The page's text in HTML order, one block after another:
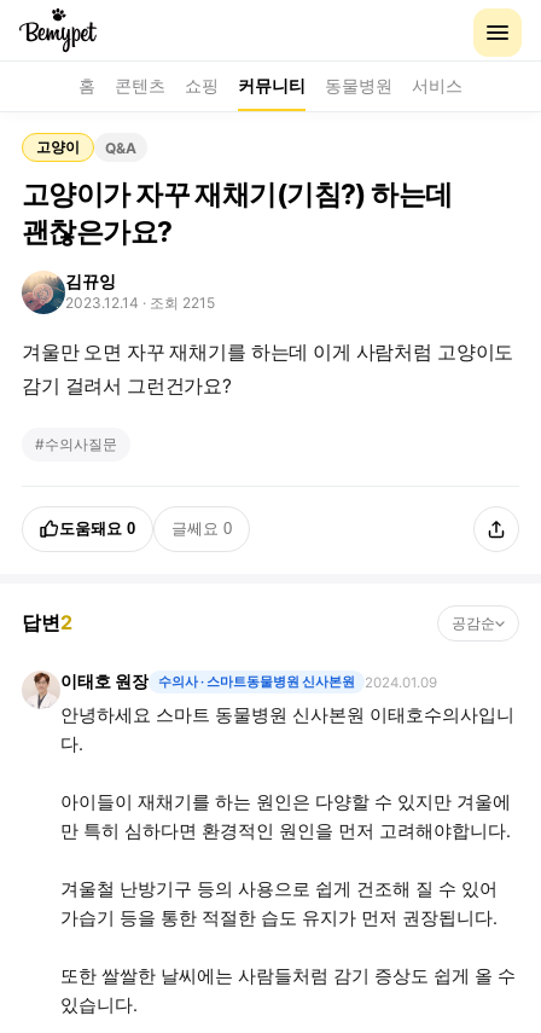
홈 콘텐츠 쇼핑 커뮤니티 동물병원 서비스
고양이 Q&A
고양이가 자꾸 재채기(기침?) 하는데
괜찮은가요?
김뀨잉
2023.12.14 · 조회 2215
겨울만 오면 자꾸 재채기를 하는데 이게 사람처럼 고양이도
감기 걸려서 그런건가요?
#수의사질문
도움돼요 0 글쎄요 0
답변2 공감순
이태호 원장 수의사· 스마트동물병원 신사본원 2024.01.09
안녕하세요 스마트 동물병원 신사본원 이태호수의사입니
다.
아이들이 재채기를 하는 원인은 다양할 수 있지만 겨울에
만 특히 심하다면 환경적인 원인을 먼저 고려해야합니다.
겨울철 난방기구 등의 사용으로 쉽게 건조해 질 수 있어
가습기 등을 통한 적절한 습도 유지가 먼저 권장됩니다.
또한 쌀쌀한 날씨에는 사람들처럼 감기 증상도 쉽게 올 수
있습니다.